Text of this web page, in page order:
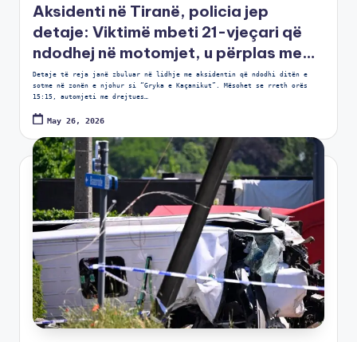
Aksidenti në Tiranë, policia jep
detaje: Viktimë mbeti 21-vjeçari që
ndodhej në motomjet, u përplas me…
Detaje të reja janë zbuluar në lidhje me aksidentin që ndodhi ditën e
sotme në zonën e njohur si “Gryka e Kaçanikut”. Mësohet se rreth orës
15:15, automjeti me drejtues…
May 26, 2026